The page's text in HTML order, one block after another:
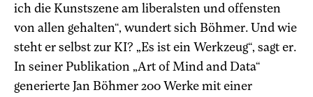
ich die Kunstszene am liberalsten und offensten
von allen gehalten“, wundert sich Böhmer. Und wie
steht er selbst zur KI? „Es ist ein Werkzeug“, sagt er.
In seiner Publikation „Art of Mind and Data“
generierte Jan Böhmer 200 Werke mit einer